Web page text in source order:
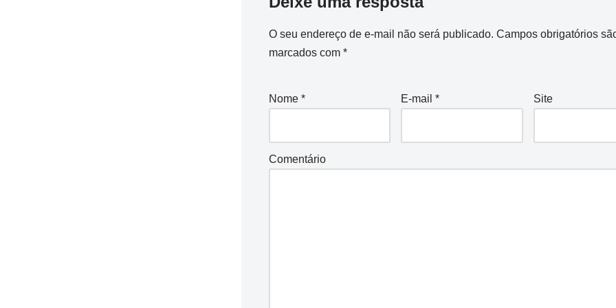
O seu endereço de e-mail não será publicado. Campos obrigatórios
marcados com*
Nome* E-mail* Site
Comentário